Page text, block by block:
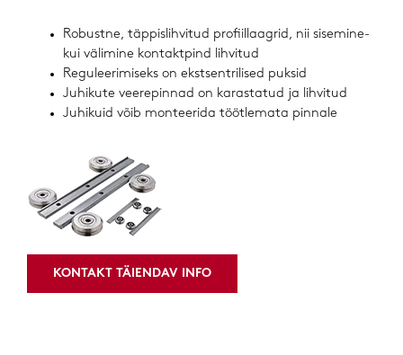
Robustne, täppislihvitud profiillaagrid, nii sisemine-
kui välimine kontaktpind lihvitud
Reguleerimiseks on ekstsentrilised puksid
Juhikute veerepinnad on karastatud ja lihvitud
Juhikuid võib monteerida töötlemata pinnale
KONTAKT TÄIENDAV INFO